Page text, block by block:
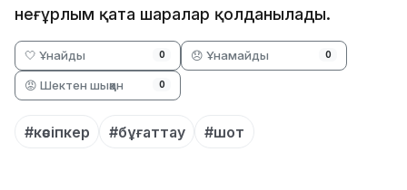
неғұрлым қатаң шаралар қолданылады.
🤍 Ұнайды 0 😞 Ұнамайды 0
😡 Шектен шыққан 0
#кәсіпкер #бұғаттау #шот